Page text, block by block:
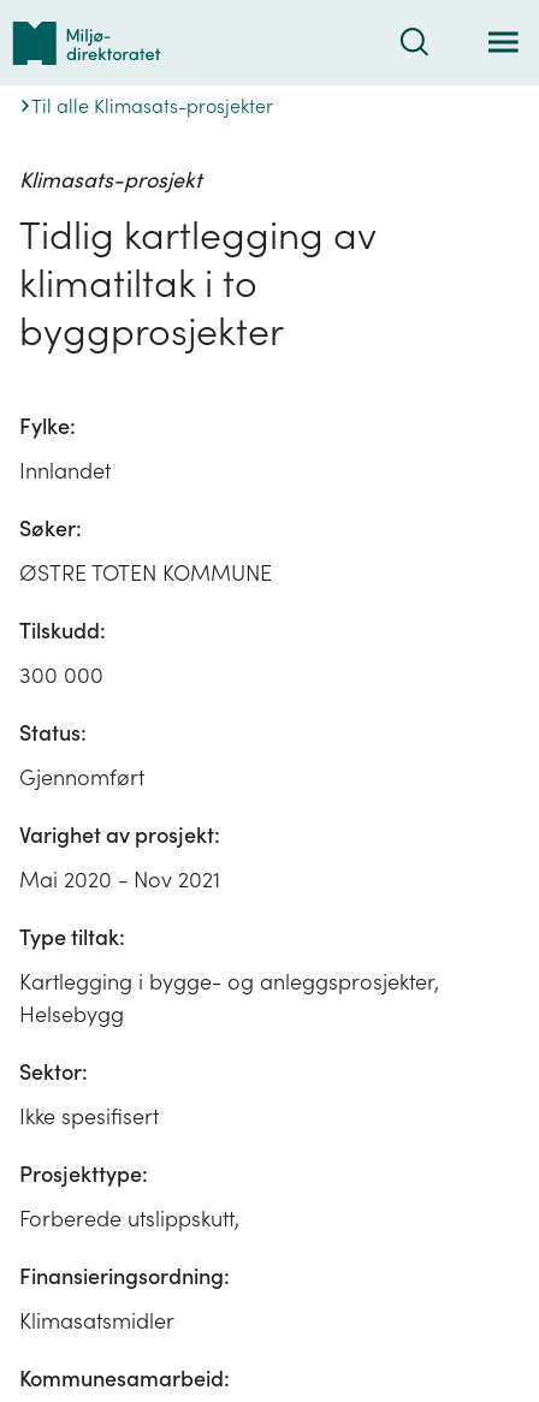
Tilbake
forsiden
Søk
Til alle Klimasats-prosjekter
Klimasats-prosjekt
Tidlig kartlegging av
klimatiltak i to
byggprosjekter
Fylke:
Innlandet
Søker:
ØSTRE TOTEN KOMMUNE
Tilskudd:
300 000
Status:
Gjennomført
Varighet av prosjekt:
Mai 2020 - Nov 2021
Type tiltak:
Kartlegging i bygge- og anleggsprosjekter,
Helsebygg
Sektor:
Ikke spesifisert
Prosjekttype:
Forberede utslippskutt,
Finansieringsordning:
Klimasatsmidler
Kommunesamarbeid: